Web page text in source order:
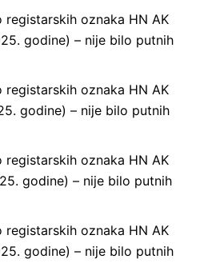
oznaka HN AK
godine) – nije bilo putnih
oznaka HN AK
godine) – nije bilo putnih
oznaka HN AK
godine) – nije bilo putnih
oznaka HN AK
godine) – nije bilo putnih